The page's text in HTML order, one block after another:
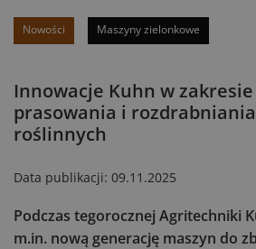
Nowości Maszyny zielonkowe
Innowacje Kuhn w
prasowania i
roślinnych
Data publikacji: 09.11.2025
Podczas tegorocznej Agritechniki
m.in. nową generację maszyn do